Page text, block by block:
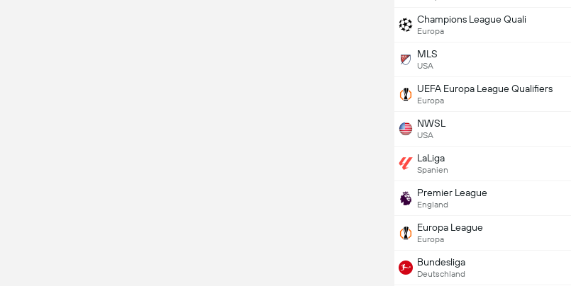
Champions League Quali
Europa
MLS
USA
UEFA Europa League Qualifiers
Europa
NWSL
USA
LaLiga
Spanien
Premier League
England
Europa League
Europa
Bundesliga
Deutschland